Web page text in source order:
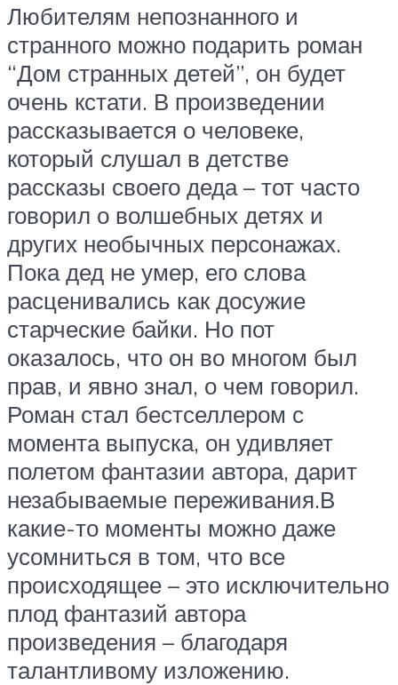
Любителям непознанного и
странного можно подарить роман
“Дом странных детей”, он будет
очень кстати. В произведении
рассказывается о человеке,
который слушал в детстве
рассказы своего деда – тот часто
говорил о волшебных детях и
других необычных персонажах.
Пока дед не умер, его слова
расценивались как досужие
старческие байки. Но пот
оказалось, что он во многом был
прав, и явно знал, о чем говорил.
Роман стал бестселлером с
момента выпуска, он удивляет
полетом фантазии автора, дарит
незабываемые переживания.В
какие-то моменты можно даже
усомниться в том, что все
происходящее – это исключительно
плод фантазий автора
произведения – благодаря
талантливому изложению.